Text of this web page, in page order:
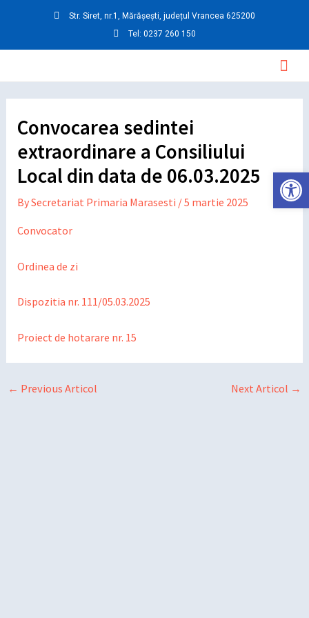
Deschide
Str. Siret, nr.1, Mărășești, județul Vrancea 625200
Tel: 0237 260 150
Main
Convocarea sedintei
extraordinare a Consiliului
Local din data de 06.03.2025
BySecretariat Primaria Marasesti /5 martie 2025
Convocator
Ordinea de zi
Dispozitia nr. 111/05.03.2025
Proiect de hotarare nr. 15
← Previous Articol Next Articol →